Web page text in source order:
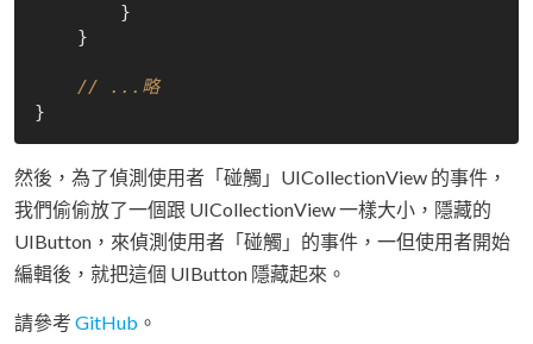
// ...略
然後，為了偵測使用者「碰觸」UICollectionView 的事件，
我們偷偷放了一個跟 UICollectionView 一樣大小，隱藏的
UIButton，來偵測使用者「碰觸」的事件，一但使用者開始
編輯後，就把這個 UIButton 隱藏起來。
請參考 GitHub 。